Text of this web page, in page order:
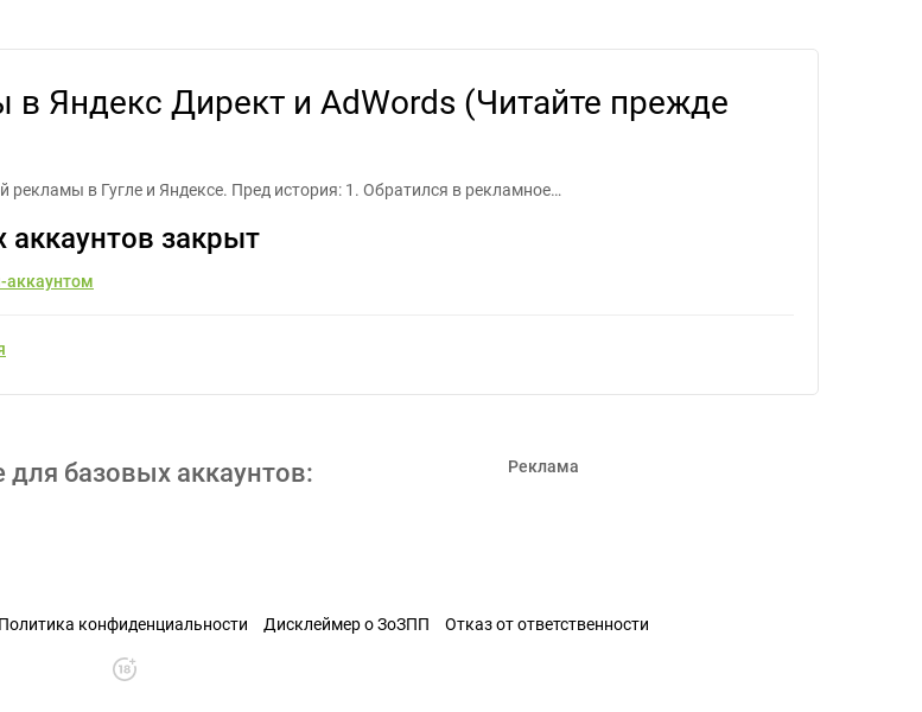
в Яндекс Директ и AdWords (Читайте прежде
в Гугле и Яндексе. Пред история: 1. Обратился в рекламное…
закрыт
базовых аккаунтов: Реклама
Политика конфиденциальности Дисклеймер о ЗоЗПП Отказ от ответственности